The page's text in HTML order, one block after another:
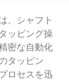
、シャフト
ッピング操
密な自動化
タッピン
ロセスを迅